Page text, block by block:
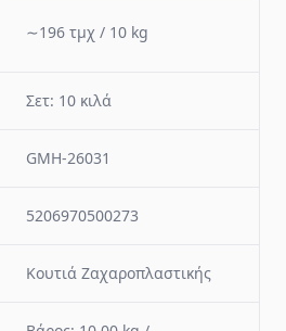
∼196 τμχ / 10 kg
Σετ: 10 κιλά
GMH-26031
5206970500273
Κουτιά Ζαχαροπλαστικής